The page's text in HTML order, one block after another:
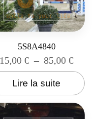
5S8A4840
15,00€ – 85,00€
Lire la suite